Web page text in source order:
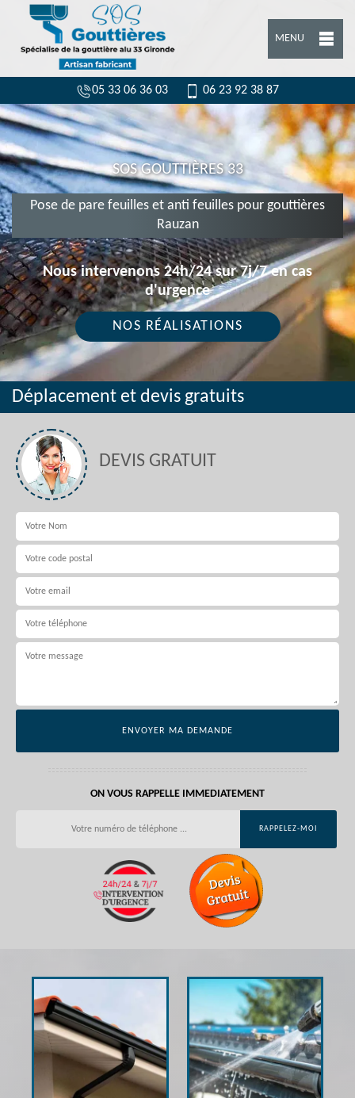
MENU
05 33 06 36 03 06 23 92 38 87
SOS GOUTTIÈRES 33
Pose de pare feuilles et anti feuilles pour gouttières
Rauzan
Nous intervenons 24h/24 sur 7j/7 en cas
d'urgence
NOS RÉALISATIONS
Déplacement et devis gratuits
DEVIS GRATUIT
ON VOUS RAPPELLE IMMEDIATEMENT